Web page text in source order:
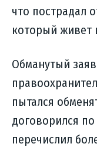
что пострадал
который живет
Обманутый
пытался
договорился
перечислил